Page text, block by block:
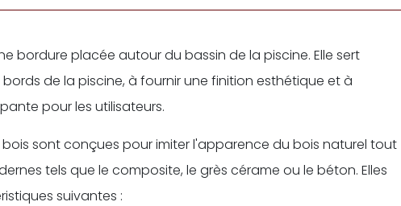
bordure placée autour du bassin de la piscine. Elle sert
de la piscine, à fournir une finition esthétique et à
pour les utilisateurs.
sont conçues pour imiter l'apparence du bois naturel tout
tels que le composite, le grès cérame ou le béton. Elles
suivantes :